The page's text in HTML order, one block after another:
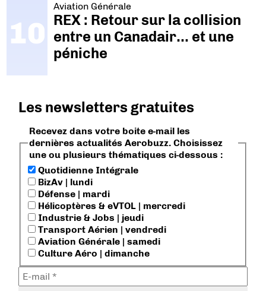
Aviation Générale
REX : Retour sur la collision
entre un Canadair… et une
péniche
Les newsletters gratuites
Recevez dans votre boite e-mail les
dernières actualités Aerobuzz. Choisissez
une ou plusieurs thématiques ci-dessous :
Quotidienne Intégrale
BizAv | lundi
Défense | mardi
Hélicoptères & eVTOL | mercredi
Industrie & Jobs | jeudi
Transport Aérien | vendredi
Aviation Générale | samedi
Culture Aéro | dimanche